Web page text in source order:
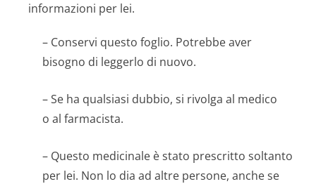
informazioni per lei.
– Conservi questo foglio. Potrebbe aver
bisogno di leggerlo di nuovo.
– Se ha qualsiasi dubbio, si rivolga al medico
o al farmacista.
– Questo medicinale è stato prescritto soltanto
per lei. Non lo dia ad altre persone, anche se